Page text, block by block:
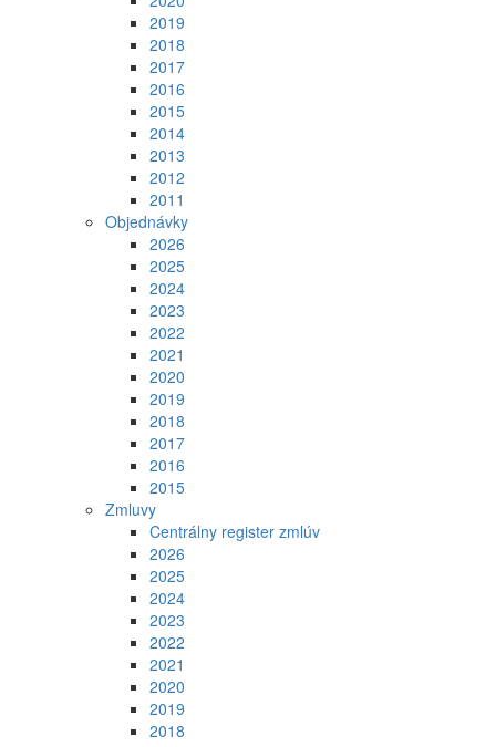
2019
2018
2017
2016
2015
2014
2013
2012
2011
Objednávky
2026
2025
2024
2023
2022
2021
2020
2019
2018
2017
2016
2015
Zmluvy
Centrálny register zmlúv
2026
2025
2024
2023
2022
2021
2020
2019
2018